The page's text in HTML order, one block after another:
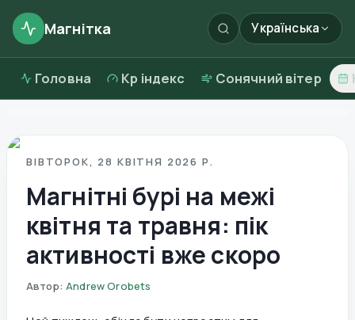
Магнітка Українська
Головна Kp індекс Сонячний вітер
ВІВТОРОК, 28 КВІТНЯ 2026 Р.
Магнітні бурі на межі
квітня та травня: пік
активності вже скоро
Автор: Andrew Orobets